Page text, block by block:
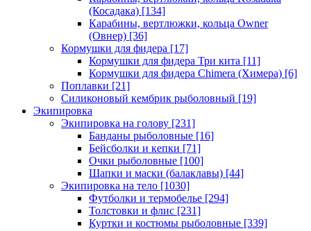
(Косадака) [134]
Карабины, вертлюжки, кольца Owner
(Овнер) [36]
Кормушки для фидера [17]
Кормушки для фидера Три кита [11]
Кормушки для фидера Chimera (Химера) [6]
Поплавки [21]
Силиконовый кембрик рыболовный [19]
Экипировка
Экипировка на голову [231]
Банданы рыболовные [16]
Бейсболки и кепки [71]
Очки рыболовные [100]
Шапки и маски (балаклавы) [44]
Экипировка на тело [1030]
Футболки и термобелье [294]
Толстовки и флис [231]
Куртки и костюмы рыболовные [339]